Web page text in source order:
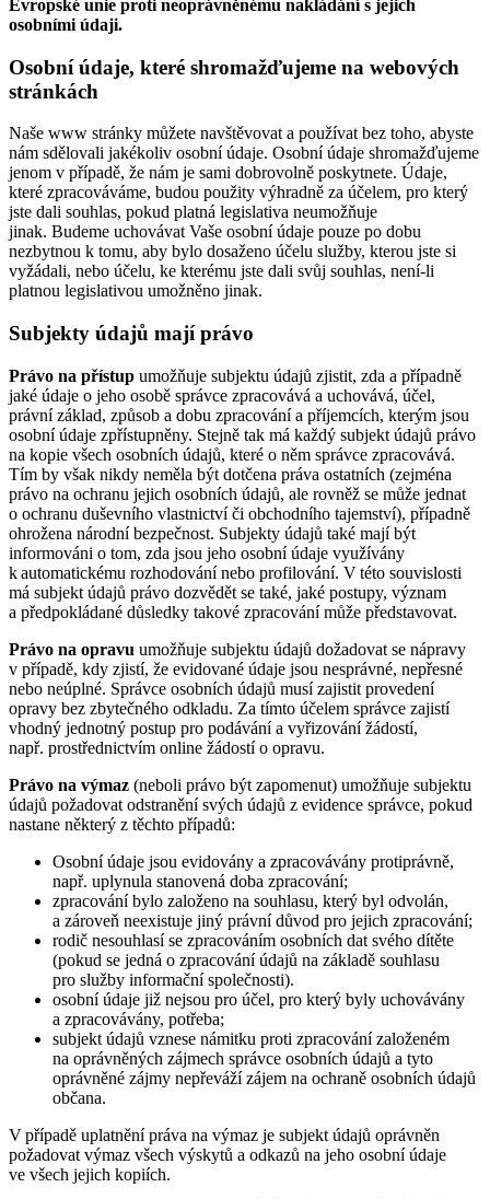
Evropské unie proti neoprávněnému nakládání s jejich
osobními údaji.
Osobní údaje, které shromažďujeme na webových
stránkách
Naše www stránky můžete navštěvovat a používat bez toho, abyste
nám sdělovali jakékoliv osobní údaje. Osobní údaje shromažďujeme
jenom v případě, že nám je sami dobrovolně poskytnete. Údaje,
které zpracováváme, budou použity výhradně za účelem, pro který
jste dali souhlas, pokud platná legislativa neumožňuje
jinak. Budeme uchovávat Vaše osobní údaje pouze po dobu
nezbytnou k tomu, aby bylo dosaženo účelu služby, kterou jste si
vyžádali, nebo účelu, ke kterému jste dali svůj souhlas, není-li
platnou legislativou umožněno jinak.
Subjekty údajů mají právo
Právo na přístup umožňuje subjektu údajů zjistit, zda a případně
jaké údaje o jeho osobě správce zpracovává a uchovává, účel,
právní základ, způsob a dobu zpracování a příjemcích, kterým jsou
osobní údaje zpřístupněny. Stejně tak má každý subjekt údajů právo
na kopie všech osobních údajů, které o něm správce zpracovává.
Tím by však nikdy neměla být dotčena práva ostatních (zejména
právo na ochranu jejich osobních údajů, ale rovněž se může jednat
o ochranu duševního vlastnictví či obchodního tajemství), případně
ohrožena národní bezpečnost. Subjekty údajů také mají být
informováni o tom, zda jsou jeho osobní údaje využívány
k automatickému rozhodování nebo profilování. V této souvislosti
má subjekt údajů právo dozvědět se také, jaké postupy, význam
a předpokládané důsledky takové zpracování může představovat.
Právo na opravu umožňuje subjektu údajů dožadovat se nápravy
v případě, kdy zjistí, že evidované údaje jsou nesprávné, nepřesné
nebo neúplné. Správce osobních údajů musí zajistit provedení
opravy bez zbytečného odkladu. Za tímto účelem správce zajistí
vhodný jednotný postup pro podávání a vyřizování žádostí,
např. prostřednictvím online žádostí o opravu.
Právo na výmaz (neboli právo být zapomenut) umožňuje subjektu
údajů požadovat odstranění svých údajů z evidence správce, pokud
nastane některý z těchto případů:
Osobní údaje jsou evidovány a zpracovávány protiprávně,
např. uplynula stanovená doba zpracování;
zpracování bylo založeno na souhlasu, který byl odvolán,
a zároveň neexistuje jiný právní důvod pro jejich zpracování;
rodič nesouhlasí se zpracováním osobních dat svého dítěte
(pokud se jedná o zpracování údajů na základě souhlasu
pro služby informační společnosti).
osobní údaje již nejsou pro účel, pro který byly uchovávány
a zpracovávány, potřeba;
subjekt údajů vznese námitku proti zpracování založeném
na oprávněných zájmech správce osobních údajů a tyto
oprávněné zájmy nepřeváží zájem na ochraně osobních údajů
občana.
V případě uplatnění práva na výmaz je subjekt údajů oprávněn
požadovat výmaz všech výskytů a odkazů na jeho osobní údaje
ve všech jejich kopiích.